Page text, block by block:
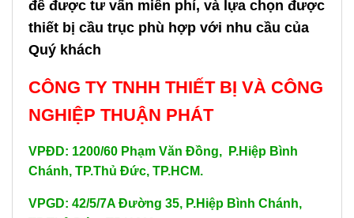
để được tư vấn miễn phí, và lựa chọn được
thiết bị cầu trục phù hợp với nhu cầu của
Quý khách
CÔNG TY TNHH THIẾT BỊ VÀ CÔNG
NGHIỆP THUẬN PHÁT
VPĐD: 1200/60 Phạm Văn Đồng, P.Hiệp Bình
Chánh, TP.Thủ Đức, TP.HCM.
VPGD: 42/5/7A Đường 35, P.Hiệp Bình Chánh,